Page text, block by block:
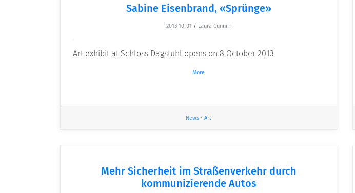
Sabine Eisenbrand, «Sprünge»
2013-10-01 / Laura Cunniff
Art exhibit at Schloss Dagstuhl opens on 8 October 2013
More
News • Art
Mehr Sicherheit im Straßenverkehr durch
kommunizierende Autos